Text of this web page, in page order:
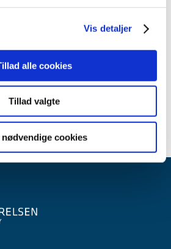
Vis detaljer
alle cookies
Tillad valgte
nødvendige cookies